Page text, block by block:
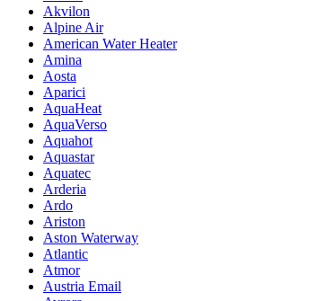
Akvilon
Alpine Air
American Water Heater
Amina
Aosta
Aparici
AquaHeat
AquaVerso
Aquahot
Aquastar
Aquatec
Arderia
Ardo
Ariston
Aston Waterway
Atlantic
Atmor
Austria Email